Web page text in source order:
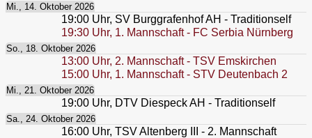
Mi., 14. Oktober 2026
19:00 Uhr, SV Burggrafenhof AH - Traditionself
19:30 Uhr, 1. Mannschaft - FC Serbia Nürnberg
So., 18. Oktober 2026
13:00 Uhr, 2. Mannschaft - TSV Emskirchen
15:00 Uhr, 1. Mannschaft - STV Deutenbach 2
Mi., 21. Oktober 2026
19:00 Uhr, DTV Diespeck AH - Traditionself
Sa., 24. Oktober 2026
16:00 Uhr, TSV Altenberg III - 2. Mannschaft